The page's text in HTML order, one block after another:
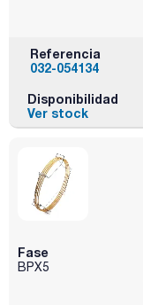
Referencia
032-054134
Disponibilidad
Ver stock
Fase
BPX5